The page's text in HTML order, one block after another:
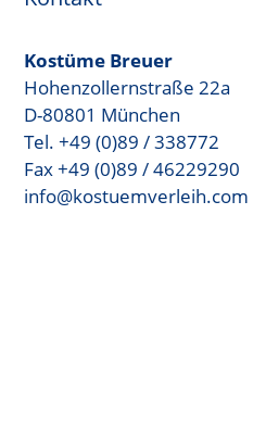
Kostüme Breuer
Hohenzollernstraße 22a
D-80801 München
Tel. +49 (0)89 / 338772
Fax +49 (0)89 / 46229290
info@kostuemverleih.com